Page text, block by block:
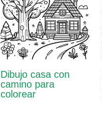
Dibujo casa con
camino para
colorear